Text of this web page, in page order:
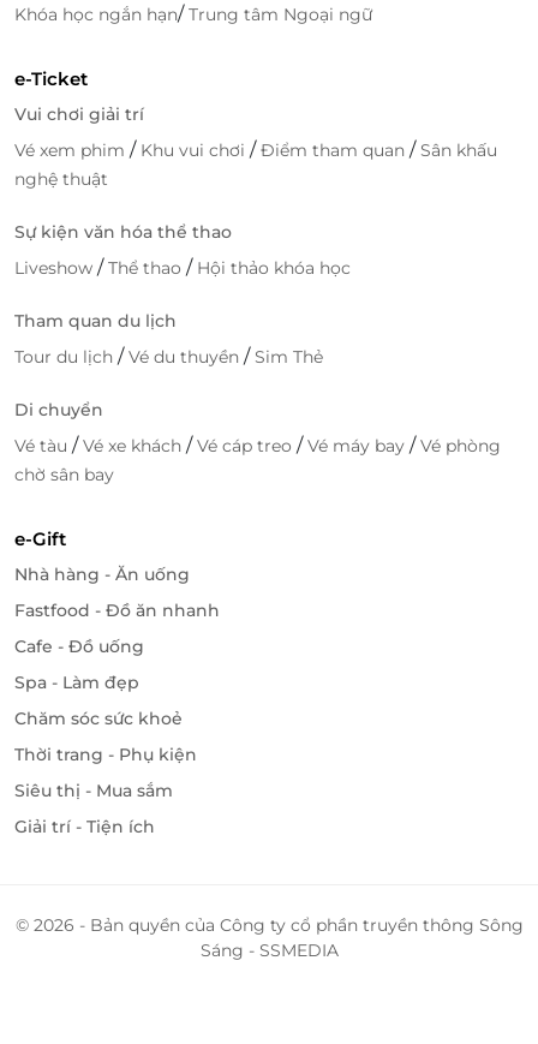
Khóa học ngắn hạn/Trung tâm Ngoại ngữ
e-Ticket
Vui chơi giải trí
Vé xem phim / Khu vui chơi /Điểm tham quan /Sân khấu
nghệ thuật
Sự kiện văn hóa thể thao
Liveshow /Thể thao / Hội thảo khóa học
Tham quan du lịch
Tour du lịch /Vé du thuyền /Sim Thẻ
Di chuyển
Vé tàu /Vé xe khách /Vé cáp treo /Vé máy bay /Vé phòng
chờ sân bay
e-Gift
Nhà hàng - Ăn uống
Fastfood - Đồ ăn nhanh
Cafe - Đồ uống
Spa - Làm đẹp
Chăm sóc sức khoẻ
Thời trang - Phụ kiện
Siêu thị - Mua sắm
Giải trí - Tiện ích
© 2026 - Bản quyền của Công ty cổ phần truyền thông Sông
Sáng - SSMEDIA